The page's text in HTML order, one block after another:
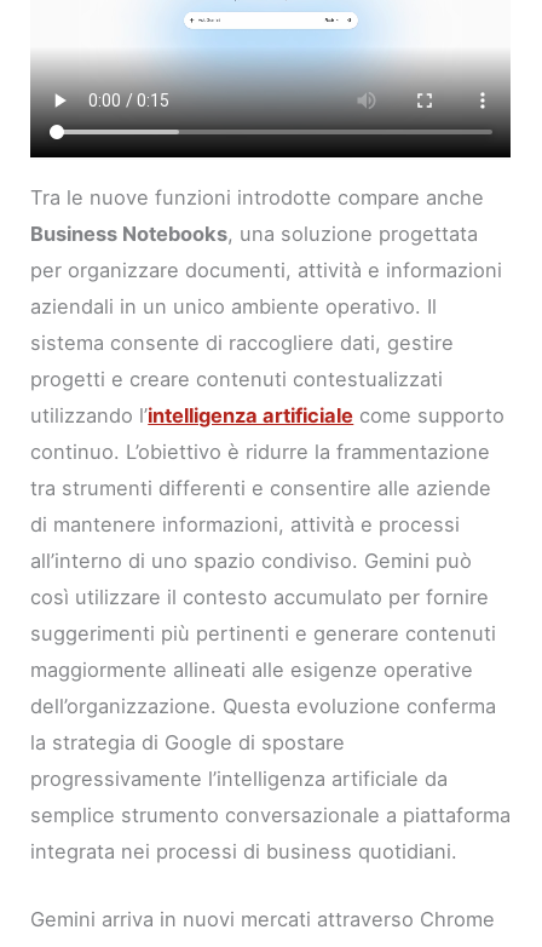
Tra le nuove funzioni introdotte compare anche
Business Notebooks, una soluzione progettata
per organizzare documenti, attività e informazioni
aziendali in un unico ambiente operativo. Il
sistema consente di raccogliere dati, gestire
progetti e creare contenuti contestualizzati
utilizzando l’intelligenza artificiale come supporto
continuo. L’obiettivo è ridurre la frammentazione
tra strumenti differenti e consentire alle aziende
di mantenere informazioni, attività e processi
all’interno di uno spazio condiviso. Gemini può
così utilizzare il contesto accumulato per fornire
suggerimenti più pertinenti e generare contenuti
maggiormente allineati alle esigenze operative
dell’organizzazione. Questa evoluzione conferma
la strategia di Google di spostare
progressivamente l’intelligenza artificiale da
semplice strumento conversazionale a piattaforma
integrata nei processi di business quotidiani.
Gemini arriva in nuovi mercati attraverso Chrome